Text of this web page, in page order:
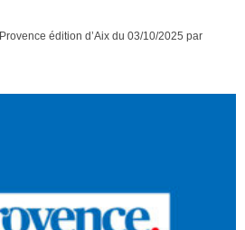
édition d’Aix du 03/10/2025 par